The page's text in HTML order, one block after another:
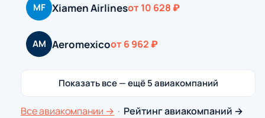
MF Xiamen Airlinesот 10 628 ₽
AM Aeromexicoот 6 962 ₽
Показать все — ещё 5 авиакомпаний
Все авиакомпании → · Рейтинг авиакомпаний →